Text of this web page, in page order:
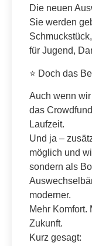
Die neuen
Sie werden
für Jugend,
⭐ Doch das
Auch wenn
das
Laufzeit.
Und ja –
möglich und
sondern als
moderner.
Mehr Komfort.
Zukunft.
Kurz gesagt: